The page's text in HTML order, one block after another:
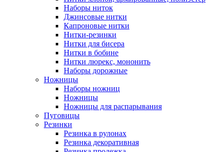
Наборы ниток
Джинсовые нитки
Капроновые нитки
Нитки-резинки
Нитки для бисера
Нитки в бобине
Нитки люрекс, мононить
Наборы дорожные
Ножницы
Наборы ножниц
Ножницы
Ножницы для распарывания
Пуговицы
Резинки
Резинка в рулонах
Резинка декоративная